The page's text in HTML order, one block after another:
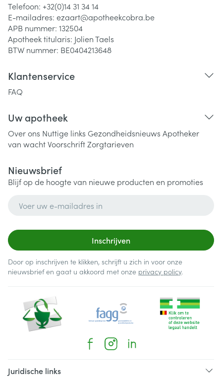
Telefoon: +32(0)14 31 34 14
E-mailadres: ezaart@apotheekcobra.be
APB nummer: 132504
Apotheek titularis: Jolien Taels
BTW nummer: BE0404213648
Klantenservice
FAQ
Uw apotheek
Over ons Nuttige links Gezondheidsnieuws Apotheker
van wachtVoorschriftZorgtarieven
Nieuwsbrief
Blijf op de hoogte van nieuwe producten en promoties
Inschrijven
Door op inschrijven te klikken, schrijft u zich in voor onze
nieuwsbrief en gaat u akkoord met onze privacy policy.
Juridische links